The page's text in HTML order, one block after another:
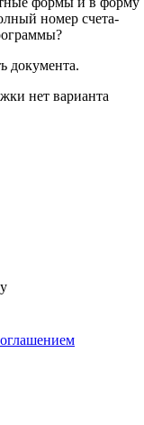
номер счета-
документа.
нет варианта